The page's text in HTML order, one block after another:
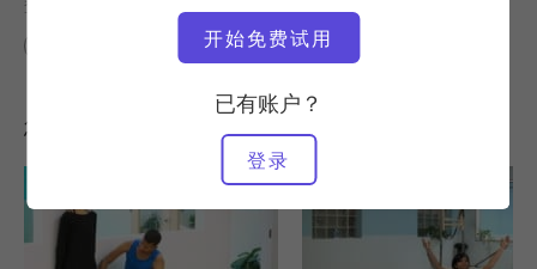
开始免费试用
已有账户？
登录
查找类似课程
凯迪拉克
您可能喜欢的其他锻炼